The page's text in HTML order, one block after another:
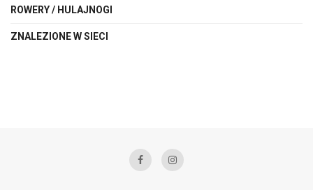
ROWERY / HULAJNOGI
ZNALEZIONE W SIECI